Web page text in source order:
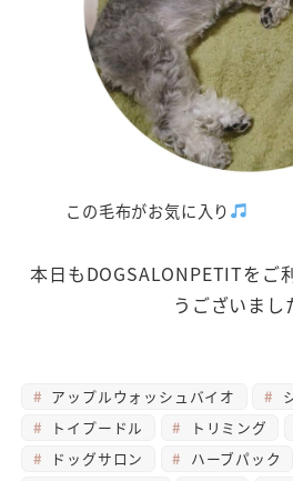
この毛布がお気に入り
本日もDOGSALONPETITをご
うございまし
アップルウォッシュバイオ
トイプードル
トリミング
ドッグサロン
ハーブパック